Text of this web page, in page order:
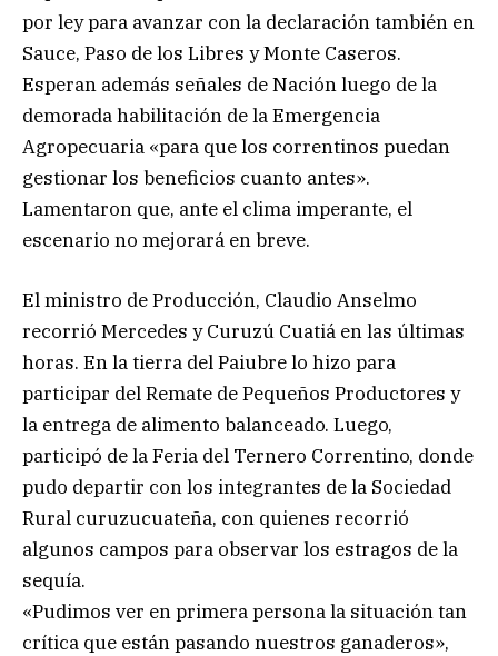
por ley para avanzar con la declaración también en
Sauce, Paso de los Libres y Monte Caseros.
Esperan además señales de Nación luego de la
demorada habilitación de la Emergencia
Agropecuaria «para que los correntinos puedan
gestionar los beneficios cuanto antes».
Lamentaron que, ante el clima imperante, el
escenario no mejorará en breve.
El ministro de Producción, Claudio Anselmo
recorrió Mercedes y Curuzú Cuatiá en las últimas
horas. En la tierra del Paiubre lo hizo para
participar del Remate de Pequeños Productores y
la entrega de alimento balanceado. Luego,
participó de la Feria del Ternero Correntino, donde
pudo departir con los integrantes de la Sociedad
Rural curuzucuateña, con quienes recorrió
algunos campos para observar los estragos de la
sequía.
«Pudimos ver en primera persona la situación tan
crítica que están pasando nuestros ganaderos»,